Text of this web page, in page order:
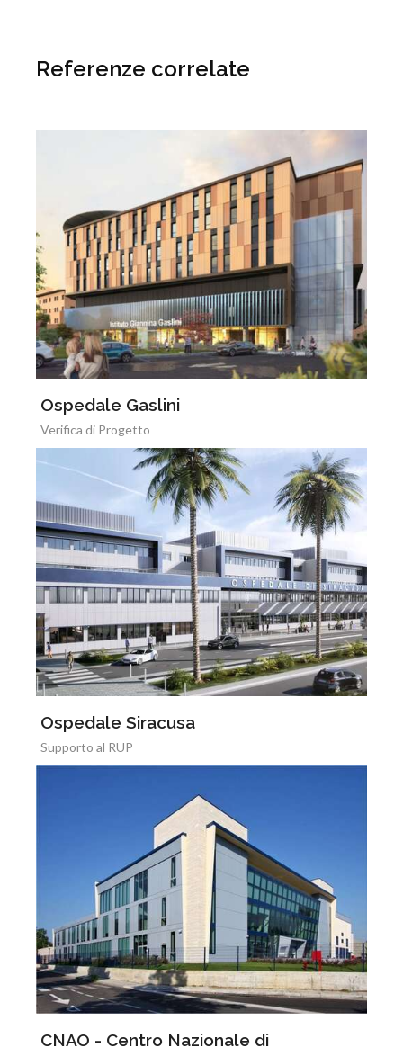
Referenze correlate
Ospedale Gaslini
Verifica di Progetto
Ospedale Siracusa
Supporto al RUP
CNAO - Centro Nazionale di